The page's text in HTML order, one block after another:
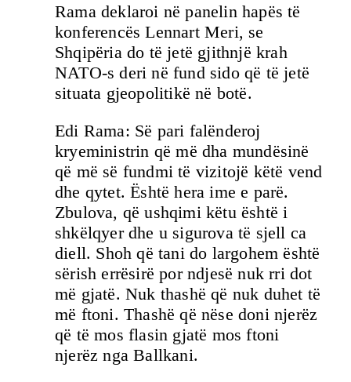
Rama deklaroi në panelin hapës të
konferencës Lennart Meri, se
Shqipëria do të jetë gjithnjë krah
NATO-s deri në fund sido që të jetë
situata gjeopolitikë në botë.
Edi Rama: Së pari falënderoj
kryeministrin që më dha mundësinë
që më së fundmi të vizitojë këtë vend
dhe qytet. Është hera ime e parë.
Zbulova, që ushqimi këtu është i
shkëlqyer dhe u sigurova të sjell ca
diell. Shoh që tani do largohem është
sërish errësirë por ndjesë nuk rri dot
më gjatë. Nuk thashë që nuk duhet të
më ftoni. Thashë që nëse doni njerëz
që të mos flasin gjatë mos ftoni
njerëz nga Ballkani.